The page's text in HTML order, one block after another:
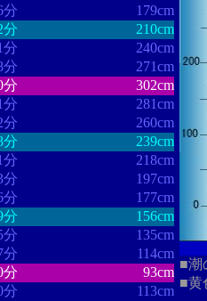
分
179cm
分
210cm
分
240cm
分
271cm
分
302cm
分
281cm
分
260cm
分
239cm
分
218cm
分
197cm
分
177cm
分
156cm
分
135cm
分
114cm
分
93cm
分
113cm
■潮
■黄